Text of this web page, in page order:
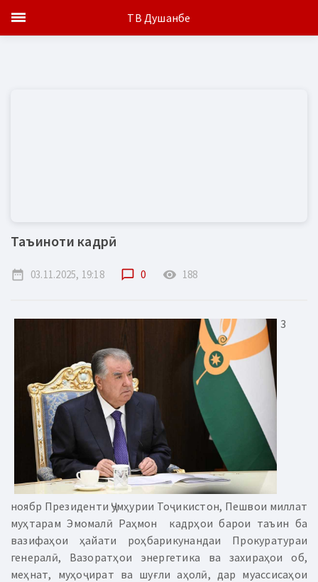
Таъиноти кадрӣ
date_range 03.11.2025, 19:18 chat_bubble_outline 0 remove_red_eye 188
3
ноябр Президенти Ҷумҳурии Тоҷикистон, Пешвои миллат
муҳтарам Эмомалӣ Раҳмон кадрҳои барои таъин ба
вазифаҳои ҳайати роҳбарикунандаи Прокуратураи
генералӣ, Вазоратҳои энергетика ва захираҳои об,
меҳнат, муҳоҷират ва шуғли аҳолӣ, дар муассисаҳои
ТВ Душанбе